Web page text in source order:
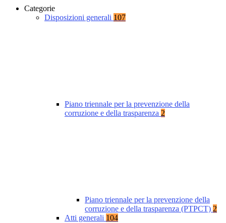
Categorie
Disposizioni generali 107
Piano triennale per la prevenzione della
corruzione e della trasparenza 2
Piano triennale per la prevenzione della
corruzione e della trasparenza (PTPCT) 2
Atti generali 104